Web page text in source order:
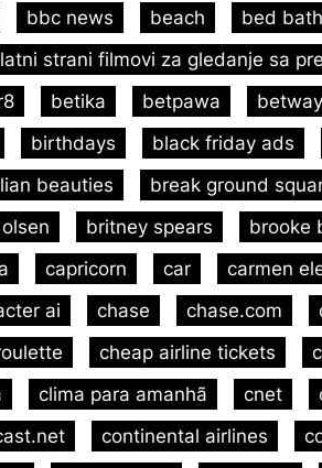
bbc news beach bed
strani filmovi za gledanje sa
betika betpawa betway
birthdays black friday ads
beauties
break ground
britney spears brooke
capricorn car carmen
ai
chase chase.com
cheap airline tickets
clima para amanhã cnet
continental airlines